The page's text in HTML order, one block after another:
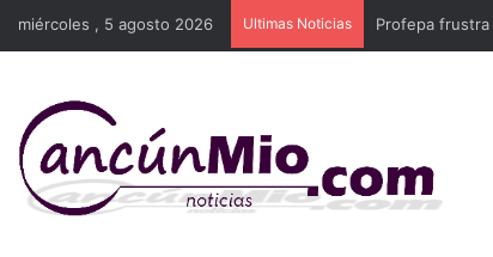
miércoles , 5 agosto 2026 Ultimas Noticias Profepa frustra